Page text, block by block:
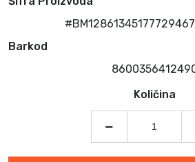
Barkod
Količina